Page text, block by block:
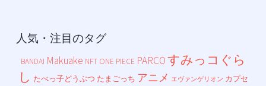
人気・注目のタグ
BANDAI Makuake NFT ONE PIECE PARCOすみっコぐら
し たべっ子どうぶつ たまごっち アニメ エヴァンゲリオン カプセ